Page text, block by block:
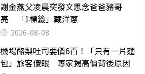
謝金燕父凌晨突發文思念爸爸豬哥
亮 「1標籤」藏洋蔥
2026-08-08
機場酪梨吐司要價6百！「只有一片麵
包」旅客傻眼 專家揭高價背後原因